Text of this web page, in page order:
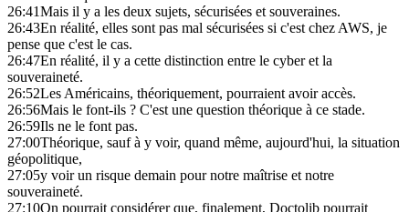
26:41Mais il y a les deux sujets, sécurisées et souveraines.
26:43En réalité, elles sont pas mal sécurisées si c'est chez AWS, je
pense que c'est le cas.
26:47En réalité, il y a cette distinction entre le cyber et la
souveraineté.
26:52Les Américains, théoriquement, pourraient avoir accès.
26:56Mais le font-ils ? C'est une question théorique à ce stade.
26:59Ils ne le font pas.
27:00Théorique, sauf à y voir, quand même, aujourd'hui, la situation
géopolitique,
27:05y voir un risque demain pour notre maîtrise et notre
souveraineté.
27:10On pourrait considérer que, finalement, Doctolib pourrait